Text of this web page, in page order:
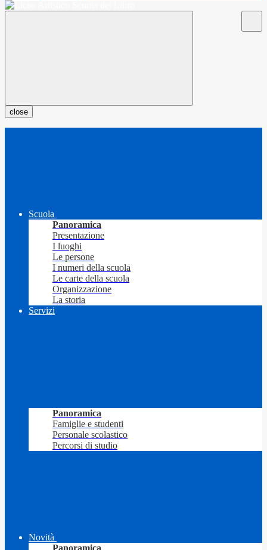
close
Scuola
Panoramica
Presentazione
I luoghi
Le persone
I numeri della scuola
Le carte della scuola
Organizzazione
La storia
Servizi
Panoramica
Famiglie e studenti
Personale scolastico
Percorsi di studio
Novità